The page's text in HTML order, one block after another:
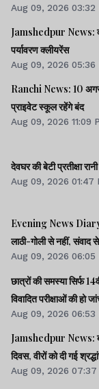
Aug 09, 2026 03:32
Jamshedpur News:
पर्यावरण क्लीयरेंस
Aug 09, 2026 05:36
Ranchi News: 10
प्राइवेट स्कूल रहेंगे बंद
Aug 09, 2026 11:09
देवघर की बेटी प्रतीक्षा
Aug 09, 2026 01:47
Evening News
लाठी-गोली से नहीं, संवाद
फंसे 32600 करोड़ की
लेयर: भागवत के बयान
अन्य खबरें व वीडियो।।
Aug 09, 2026 06:05
छात्रों की समस्या सिर्फ
विवादित परीक्षाओं की हो
Aug 09, 2026 06:53
Jamshedpur News:
दिवस, वीरों को दी गई
Aug 09, 2026 07:37